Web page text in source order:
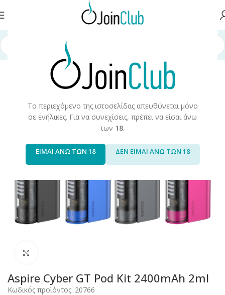
Το περιεχόμενο της ιστοσελίδας απευθύνεται μόνο
σε ενήλικες. Για να συνεχίσεις, πρέπει να είσαι άνω
των 18.
ΕΙΜΑΙ ΑΝΩ ΤΩΝ 18 ΔΕΝ ΕΙΜΑΙ ΑΝΩ ΤΩΝ 18
σελίδα Συσκευές/Αναλώσιμα
Aspire Cyber GT Pod Kit 2400mAh 2ml
Κωδικός προϊόντος: 20766